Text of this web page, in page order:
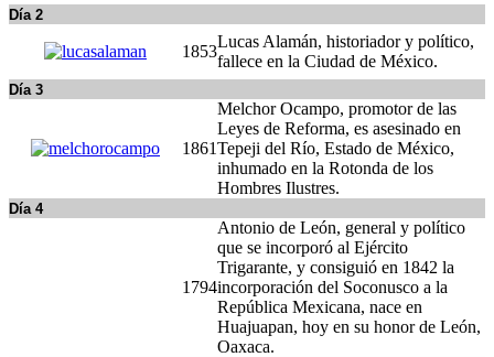
Día 2
1853
Lucas Alamán, historiador y político,
fallece en la Ciudad de México.
Día 3
1861
Melchor Ocampo, promotor de las
Leyes de Reforma, es asesinado en
Tepeji del Río, Estado de México,
inhumado en la Rotonda de los
Hombres Ilustres.
Día 4
1794
Antonio de León, general y político
que se incorporó al Ejército
Trigarante, y consiguió en 1842 la
incorporación del Soconusco a la
República Mexicana, nace en
Huajuapan, hoy en su honor de León,
Oaxaca.